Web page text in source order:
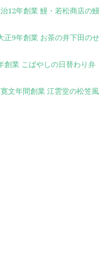
12年創業 鰻・若松商店の鰻
正9年創業 お茶の井下田のせ
創業 こばやしの日替わり弁
文年間創業 江雲堂の松笠風